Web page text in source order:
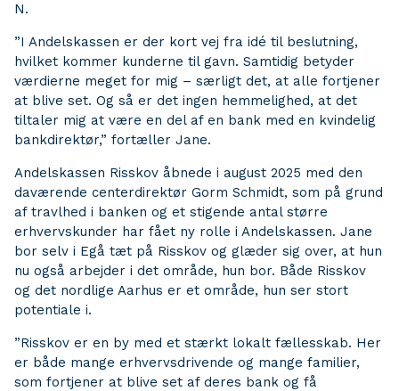
N.
”I Andelskassen er der kort vej fra idé til beslutning,
hvilket kommer kunderne til gavn. Samtidig betyder
værdierne meget for mig – særligt det, at alle fortjener
at blive set. Og så er det ingen hemmelighed, at det
tiltaler mig at være en del af en bank med en kvindelig
bankdirektør,” fortæller Jane.
Andelskassen Risskov åbnede i august 2025 med den
daværende centerdirektør Gorm Schmidt, som på grund
af travlhed i banken og et stigende antal større
erhvervskunder har fået ny rolle i Andelskassen. Jane
bor selv i Egå tæt på Risskov og glæder sig over, at hun
nu også arbejder i det område, hun bor. Både Risskov
og det nordlige Aarhus er et område, hun ser stort
potentiale i.
”Risskov er en by med et stærkt lokalt fællesskab. Her
er både mange erhvervsdrivende og mange familier,
som fortjener at blive set af deres bank og få